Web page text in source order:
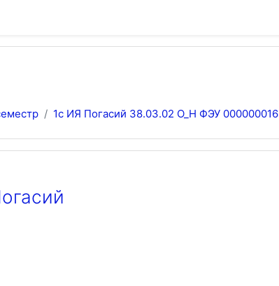
1с ИЯ Погасий 38.03.02 О_Н ФЭУ 000000016